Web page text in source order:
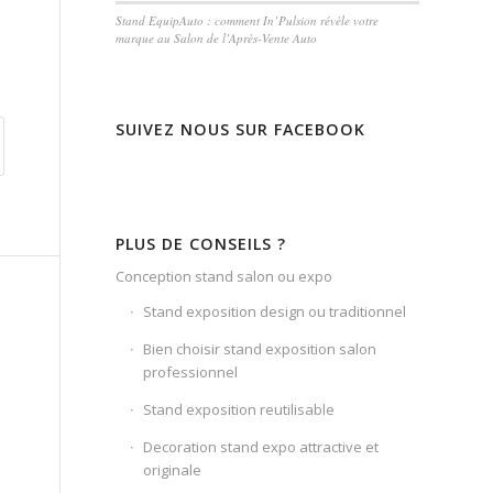
Stand EquipAuto : comment In’Pulsion révèle votre
marque au Salon de l’Après-Vente Auto
SUIVEZ NOUS SUR FACEBOOK
PLUS DE CONSEILS ?
Conception stand salon ou expo
Stand exposition design ou traditionnel
Bien choisir stand exposition salon
professionnel
Stand exposition reutilisable
Decoration stand expo attractive et
originale